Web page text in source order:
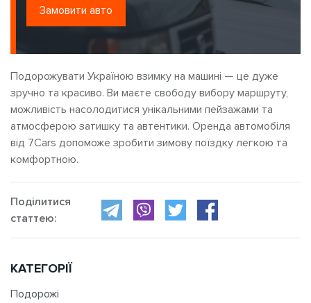
Замовити авто
Подорожувати Україною взимку на машині — це дуже
зручно та красиво. Ви маєте свободу вибору маршруту,
можливість насолодитися унікальними пейзажами та
атмосферою затишку та автентики. Оренда автомобіля
від 7Cars допоможе зробити зимову поїздку легкою та
комфортною.
Поділитися
статтею:
КАТЕГОРІЇ
Подорожі